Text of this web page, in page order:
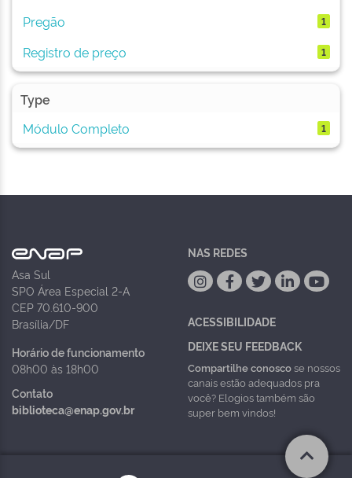
Pregão 1
Registro de preço 1
Type
Módulo Completo
1
Asa Sul
SPO Área Especial 2-A
CEP 70.610-900
Brasília/DF
Horário de funcionamento
08h00 às 18h00
Contato
biblioteca@enap.gov.br
NAS REDES
ACESSIBILIDADE
DEIXE SEU FEEDBACK
Compartilhe conoscose nossos
canais estão adequados pra
você? Elogios também são
super bem vindos!